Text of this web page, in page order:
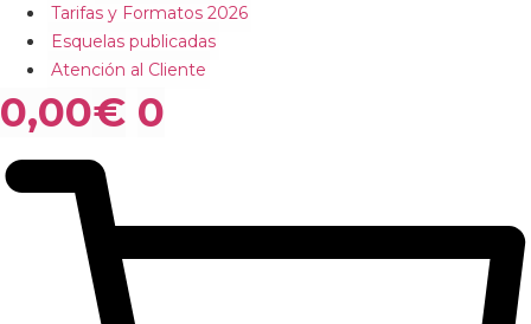
Tarifas y Formatos 2026
Esquelas publicadas
Atención al Cliente
0,00€ 0